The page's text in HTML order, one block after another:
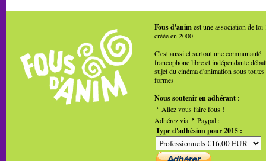
Fous d'animest une association de loi
créée en 2000.
C'est aussi et surtout une communauté
francophone libre et indépendante
sujet du cinéma d'animation sous toutes
formes
Nous soutenir en adhérant :
Allez vous faire fous !
Adhérez via
Paypal :
Type d'adhésion pour 2015 :